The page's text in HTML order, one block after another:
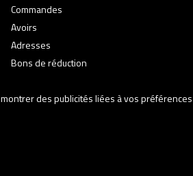
Commandes
Avoirs
Adresses
Bons de réduction
montrer des publicités liées à vos